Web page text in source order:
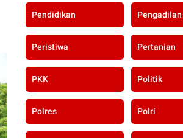
Pendidikan Pengadilan
Peristiwa Pertanian
PKK Politik
Polres Polri